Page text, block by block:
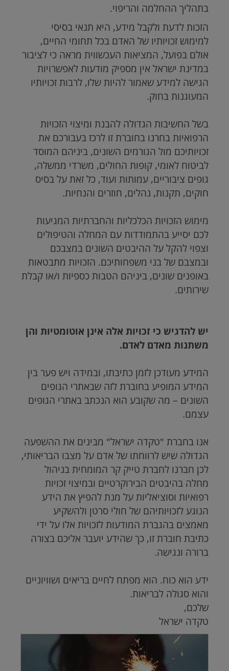
בתהליך ההחלמה והריפוי.
הזכות לדעת ולקבל מידע, היא תנאי בסיסי
למימוש זכויותיו של האדם בכל תחומי החיים,
אולם בפועל, המציאות העכשווית מראה כי לציבור
במדינת ישראל אין מספיק מודעות לאפשרויות
הגישה למידע שאמור להיות שלו, לרבות זכויותיו
המעוגנות בחוק.
בשל החשיבות הגדולה להבנת ומיצוי הזכויות
הרפואיות בחרנו בחוברת זו לרכז בעבורכם את
זכויותיכם מול הגורמים השונים, ביניהם המוסד
לביטוח לאומי, קופות החולים, משרדי ממשלה,
גופים ציבוריים, עמותות ועוד, כל זאת על בסיס
חוקים, תקנות, נהלים, חוזרים והנחיות.
מימוש הזכויות הכלכליות והחברתיות המגיעות
לכם יסייע בהתמודדות עם המחלה והטיפולים
וצפוי להקל על ההיבטים השונים במצבכם
ובמצבם של בני משפחותיכם. הזכויות מתבטאות
באופנים שונים, ביניהם הטבות כספיות ו/או קבלת
שירותים.
יש להדגיש כי זכויות אלה אינן אוטומטיות והן
משתנות מאדם לאדם.
המידע מעודכן לזמן כתיבתו, ובמידה ויש פער בין
המידע המופיע בחוברת לזה שבאתרי הגופים
השונים – מה שקובע הוא הנכתב באתרי הגופים
עצמם.
אנו בחברת "טקדה ישראל" מבינים את ההשפעה
הגדולה שיש לרווחתו של אדם על מצבו הבריאותי,
לכן חברנו לחברת טייק קר המומחית בניהול
מחלה בהיבטים הבירוקרטיים ובמיצוי זכויות
רפואיות וסוציאליות על מנת להפיץ את הידע
הנוגע לזכויותיהם של חולי סרטן ולהשקיע
מאמצים בהגברת המודעות לזכויות אלו על ידי
כתיבת חוברת זו, כך שהידע יועבר אליכם בצורה
ברורה ונגישה.
ידע הוא כוח. הוא מפתח לחיים בריאים ושוויוניים
והוא סגולה לבריאות.
שלכם,
טקדה ישראל